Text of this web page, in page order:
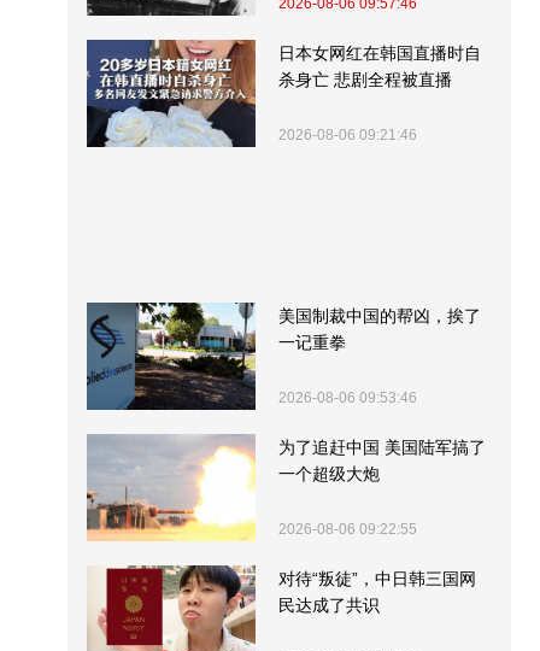
2026-08-06 09:57:46
日本女网红在韩国直播时自
杀身亡 悲剧全程被直播
2026-08-06 09:21:46
美国制裁中国的帮凶，挨了
一记重拳
2026-08-06 09:53:46
为了追赶中国 美国陆军搞了
一个超级大炮
2026-08-06 09:22:55
对待“叛徒”，中日韩三国网
民达成了共识